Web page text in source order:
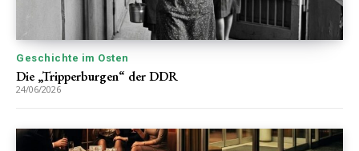
Geschichte im Osten
Die „Tripperburgen“ der DDR
24/06/2026